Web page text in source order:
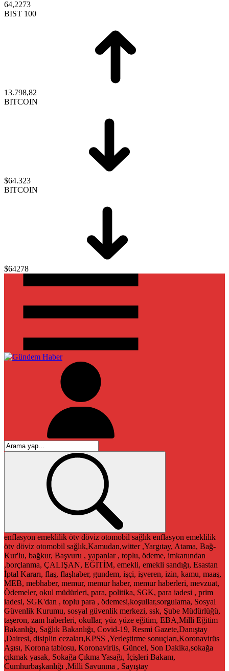
64,2273
BIST 100
13.798,82
BITCOIN
$64.323
BITCOIN
$64278
enflasyon emeklilik ötv döviz otomobil sağlık enflasyon emeklilik
ötv döviz otomobil sağlık,Kamudan,witter ,Yargıtay, Atama, Bağ-
Kur'lu, bağkur, Başvuru , yapanlar , toplu, ödeme, imkanından
,borçlanma, ÇALIŞAN, EĞİTİM, emekli, emekli sandığı, Esastan
İptal Kararı, flaş, flaşhaber, gundem, işçi, işveren, izin, kamu, maaş,
MEB, mebhaber, memur, memur haber, memur haberleri, mevzuat,
Ödemeler, okul müdürleri, para, politika, SGK, para iadesi , prim
iadesi, SGK'dan , toplu para , ödemesi,koşullar,sorgulama, Sosyal
Güvenlik Kurumu, sosyal güvenlik merkezi, ssk, Şube Müdürlüğü,
taşeron, zam haberleri, okullar, yüz yüze eğitim, EBA,Milli Eğitim
Bakanlığı, Sağlık Bakanlığı, Covid-19, Resmi Gazete,Danıştay
,Dairesi, disiplin cezaları,KPSS ,Yerleştirme sonuçları,Koronavirüs
Aşısı, Korona tablosu, Koronavirüs, Güncel, Son Dakika,sokağa
çıkmak yasak, Sokağa Çıkma Yasağı, İçişleri Bakanı,
Cumhurbaşkanlığı ,Milli Savunma , Sayıştay